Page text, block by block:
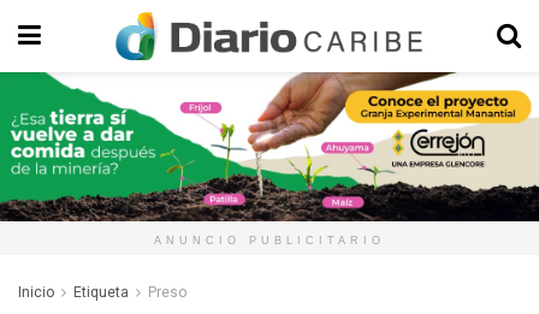
ANUNCIO PUBLICITARIO
Inicio Etiqueta Preso